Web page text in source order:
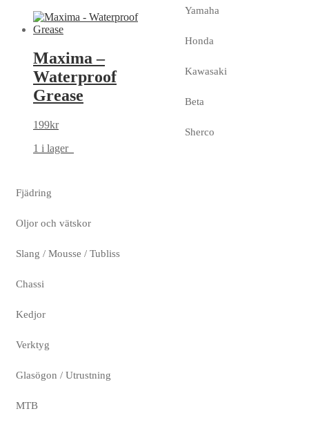
Maxima –
Waterproof
Grease
199kr
1 i lager
Yamaha
Honda
Kawasaki
Beta
Sherco
Fjädring
Oljor och vätskor
Slang / Mousse / Tubliss
Chassi
Kedjor
Verktyg
Glasögon / Utrustning
MTB